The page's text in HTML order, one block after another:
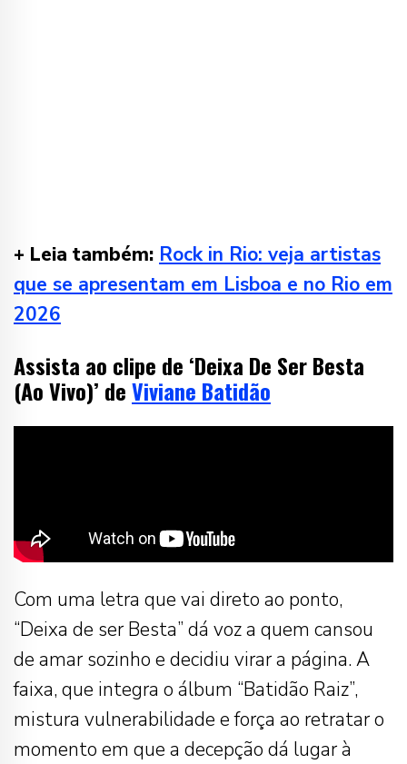
+ Leia também: Rock in Rio: veja artistas
que se apresentam em Lisboa e no Rio em
2026
Assista ao clipe de ‘Deixa De Ser Besta
(Ao Vivo)’ deViviane Batidão
Com uma letra que vai direto ao ponto,
“Deixa de ser Besta” dá voz a quem cansou
de amar sozinho e decidiu virar a página. A
faixa, que integra o álbum “Batidão Raiz”,
mistura vulnerabilidade e força ao retratar o
momento em que a decepção dá lugar à